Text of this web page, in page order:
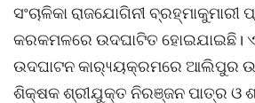
ସଂଚାଳିକା ରାଜଯୋଗିନୀ
କରକମଳରେ ଉଦଘାଟିତ ହୋଇଯାଇଛି।
ଉଦଘାଟନ କାର‌୍ୟ୍ୟକ୍ରମରେ ଆଲିପୁର
ଶିକ୍ଷକ ଶ୍ରୀଯୁକ୍ତ ନିରଞ୍ଜନ ପାତ୍ର ଓ